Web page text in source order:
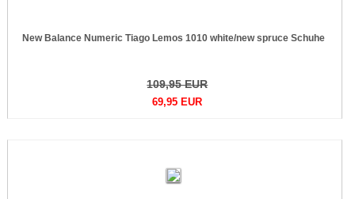
New Balance Numeric Tiago Lemos 1010 white/new spruce Schuhe
109,95 EUR
69,95 EUR